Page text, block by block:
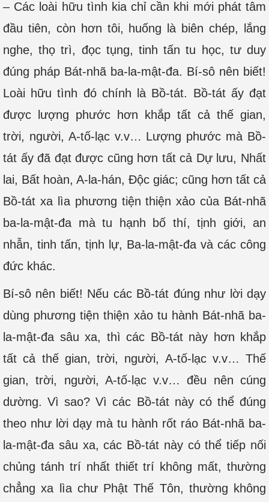
– Các loài hữu tình kia chỉ cần khi mới phát tâm
đầu tiên, còn hơn tôi, huống là biên chép, lắng
nghe, thọ trì, đọc tụng, tinh tấn tu học, tư duy
đúng pháp Bát-nhã ba-la-mật-đa. Bí-sô nên biết!
Loài hữu tình đó chính là Bồ-tát. Bồ-tát ấy đạt
được lượng phước hơn khắp tất cả thế gian,
trời, người, A-tố-lạc v.v… Lượng phước mà Bồ-
tát ấy đã đạt được cũng hơn tất cả Dự lưu, Nhất
lai, Bất hoàn, A-la-hán, Độc giác; cũng hơn tất cả
Bồ-tát xa lìa phương tiện thiện xảo của Bát-nhã
ba-la-mật-đa mà tu hạnh bố thí, tịnh giới, an
nhẫn, tinh tấn, tịnh lự, Ba-la-mật-đa và các công
đức khác.
Bí-sô nên biết! Nếu các Bồ-tát đúng như lời dạy
dùng phương tiện thiện xảo tu hành Bát-nhã ba-
la-mật-đa sâu xa, thì các Bồ-tát này hơn khắp
tất cả thế gian, trời, người, A-tố-lạc v.v… Thế
gian, trời, người, A-tố-lạc v.v… đều nên cúng
dường. Vì sao? Vì các Bồ-tát này có thể đúng
theo như lời dạy mà tu hành rốt ráo Bát-nhã ba-
la-mật-đa sâu xa, các Bồ-tát này có thể tiếp nối
chủng tánh trí nhất thiết trí không mất, thường
chẳng xa lìa chư Phật Thế Tôn, thường không